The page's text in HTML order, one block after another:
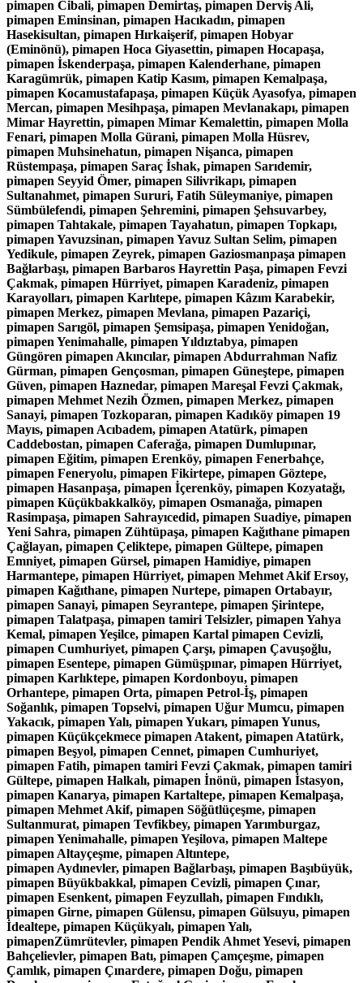
pimapen Cibali, pimapen Demirtaş, pimapen Derviş Ali,
pimapen Eminsinan, pimapen Hacıkadın, pimapen
Hasekisultan, pimapen Hırkaişerif, pimapen Hobyar
(Eminönü), pimapen Hoca Giyasettin, pimapen Hocapaşa,
pimapen İskenderpaşa, pimapen Kalenderhane, pimapen
Karagümrük, pimapen Katip Kasım, pimapen Kemalpaşa,
pimapen Kocamustafapaşa, pimapen Küçük Ayasofya, pimapen
Mercan, pimapen Mesihpaşa, pimapen Mevlanakapı, pimapen
Mimar Hayrettin, pimapen Mimar Kemalettin, pimapen Molla
Fenari, pimapen Molla Gürani, pimapen Molla Hüsrev,
pimapen Muhsinehatun, pimapen Nişanca, pimapen
Rüstempaşa, pimapen Saraç İshak, pimapen Sarıdemir,
pimapen Seyyid Ömer, pimapen Silivrikapı, pimapen
Sultanahmet, pimapen Sururi, Fatih Süleymaniye, pimapen
Sümbülefendi, pimapen Şehremini, pimapen Şehsuvarbey,
pimapen Tahtakale, pimapen Tayahatun, pimapen Topkapı,
pimapen Yavuzsinan, pimapen Yavuz Sultan Selim, pimapen
Yedikule, pimapen Zeyrek, pimapen Gaziosmanpaşa pimapen
Bağlarbaşı, pimapen Barbaros Hayrettin Paşa, pimapen Fevzi
Çakmak, pimapen Hürriyet, pimapen Karadeniz, pimapen
Karayolları, pimapen Karlıtepe, pimapen Kâzım Karabekir,
pimapen Merkez, pimapen Mevlana, pimapen Pazariçi,
pimapen Sarıgöl, pimapen Şemsipaşa, pimapen Yenidoğan,
pimapen Yenimahalle, pimapen Yıldıztabya, pimapen
Güngören pimapen Akıncılar, pimapen Abdurrahman Nafiz
Gürman, pimapen Gençosman, pimapen Güneştepe, pimapen
Güven, pimapen Haznedar, pimapen Mareşal Fevzi Çakmak,
pimapen Mehmet Nezih Özmen, pimapen Merkez, pimapen
Sanayi, pimapen Tozkoparan, pimapen Kadıköy pimapen 19
Mayıs, pimapen Acıbadem, pimapen Atatürk, pimapen
Caddebostan, pimapen Caferağa, pimapen Dumlupınar,
pimapen Eğitim, pimapen Erenköy, pimapen Fenerbahçe,
pimapen Feneryolu, pimapen Fikirtepe, pimapen Göztepe,
pimapen Hasanpaşa, pimapen İçerenköy, pimapen Kozyatağı,
pimapen Küçükbakkalköy, pimapen Osmanağa, pimapen
Rasimpaşa, pimapen Sahrayıcedid, pimapen Suadiye, pimapen
Yeni Sahra, pimapen Zühtüpaşa, pimapen Kağıthane pimapen
Çağlayan, pimapen Çeliktepe, pimapen Gültepe, pimapen
Emniyet, pimapen Gürsel, pimapen Hamidiye, pimapen
Harmantepe, pimapen Hürriyet, pimapen Mehmet Akif Ersoy,
pimapen Kağıthane, pimapen Nurtepe, pimapen Ortabayır,
pimapen Sanayi, pimapen Seyrantepe, pimapen Şirintepe,
pimapen Talatpaşa, pimapen tamiri Telsizler, pimapen Yahya
Kemal, pimapen Yeşilce, pimapen Kartal pimapen Cevizli,
pimapen Cumhuriyet, pimapen Çarşı, pimapen Çavuşoğlu,
pimapen Esentepe, pimapen Gümüşpınar, pimapen Hürriyet,
pimapen Karlıktepe, pimapen Kordonboyu, pimapen
Orhantepe, pimapen Orta, pimapen Petrol-İş, pimapen
Soğanlık, pimapen Topselvi, pimapen Uğur Mumcu, pimapen
Yakacık, pimapen Yalı, pimapen Yukarı, pimapen Yunus,
pimapen Küçükçekmece pimapen Atakent, pimapen Atatürk,
pimapen Beşyol, pimapen Cennet, pimapen Cumhuriyet,
pimapen Fatih, pimapen tamiri Fevzi Çakmak, pimapen tamiri
Gültepe, pimapen Halkalı, pimapen İnönü, pimapen İstasyon,
pimapen Kanarya, pimapen Kartaltepe, pimapen Kemalpaşa,
pimapen Mehmet Akif, pimapen Söğütlüçeşme, pimapen
Sultanmurat, pimapen Tevfikbey, pimapen Yarımburgaz,
pimapen Yenimahalle, pimapen Yeşilova, pimapen Maltepe
pimapen Altayçeşme, pimapen Altıntepe,
pimapen Aydınevler, pimapen Bağlarbaşı, pimapen Başıbüyük,
pimapen Büyükbakkal, pimapen Cevizli, pimapen Çınar,
pimapen Esenkent, pimapen Feyzullah, pimapen Fındıklı,
pimapen Girne, pimapen Gülensu, pimapen Gülsuyu, pimapen
İdealtepe, pimapen Küçükyalı, pimapen Yalı,
pimapenZümrütevler, pimapen Pendik Ahmet Yesevi, pimapen
Bahçelievler, pimapen Batı, pimapen Çamçeşme, pimapen
Çamlık, pimapen Çınardere, pimapen Doğu, pimapen